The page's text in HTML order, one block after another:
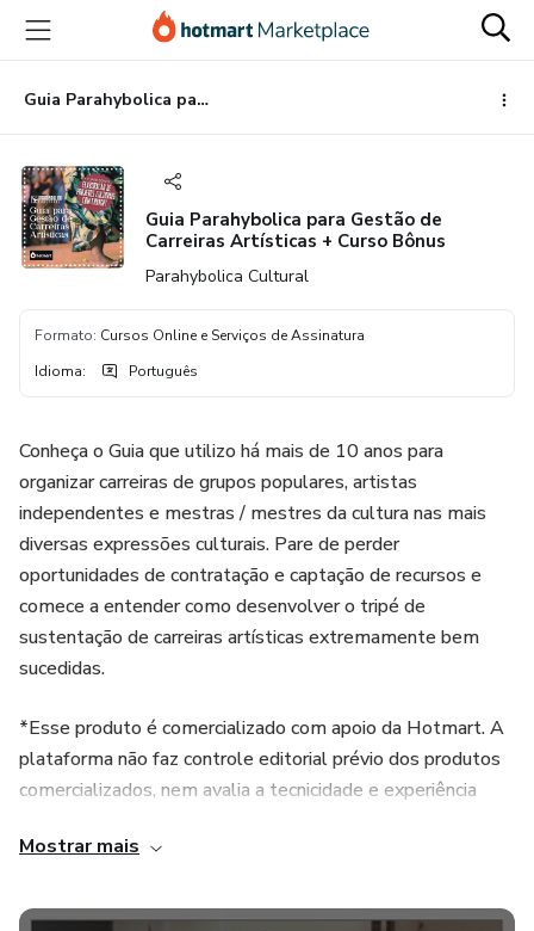
para
conteúdo
principal
para
pagamento
para
rodapé
Guia Parahybolica para Gestão de Carreiras Artísticas + Curso Bônus
Guia Parahybolica para Gestão de
Carreiras Artísticas + Curso Bônus
Parahybolica Cultural
Formato: Cursos Online e Serviços de Assinatura
Idioma: Português
Conheça o Guia que utilizo há mais de 10 anos para
organizar carreiras de grupos populares, artistas
independentes e mestras / mestres da cultura nas mais
diversas expressões culturais. Pare de perder
oportunidades de contratação e captação de recursos e
comece a entender como desenvolver o tripé de
sustentação de carreiras artísticas extremamente bem
sucedidas.
*Esse produto é comercializado com apoio da Hotmart. A
plataforma não faz controle editorial prévio dos produtos
comercializados, nem avalia a tecnicidade e experiência
sua aquisição, por meio da plataforma, não podem ser
resultado, em qualquer hipótese. Ao adquiri-lo, o
Mostrar mais